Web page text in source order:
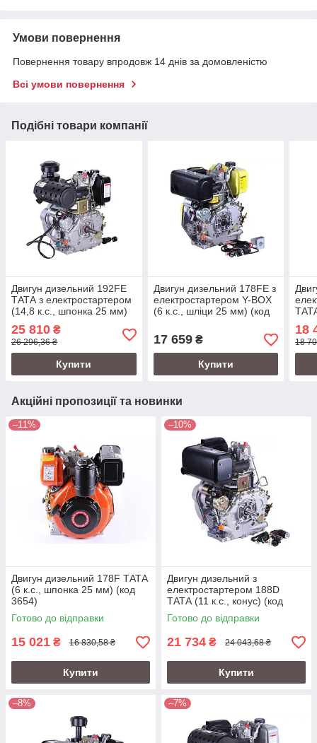
Умови повернення
Повернення товару впродовж 14 днів за домовленістю
Всі умови повернення
Подібні товари компанії
Двигун дизельний 192FE
ТАТА з електростартером
(14,8 к.с., шпонка 25 мм)
(код 5556)
25 810 ₴
26 296,36 ₴
Купити
Двигун дизельний 178FE з
електростартером Y-BOX
(6 к.с., шліци 25 мм) (код
17 659₴
Купити
18
18
Акційні пропозиції та новинки
–11%
Двигун дизельний 178F ТАТА
(6 к.с., шпонка 25 мм) (код
3654)
Готово до відправки
15 021 ₴ 16 830,58 ₴
Купити
–10%
Двигун дизельний з
електростартером 188D
ТАТА (11 к.с., конус) (код
5811)
Готово до відправки
21 734 ₴ 24 043,68 ₴
Купити
–8% –7%